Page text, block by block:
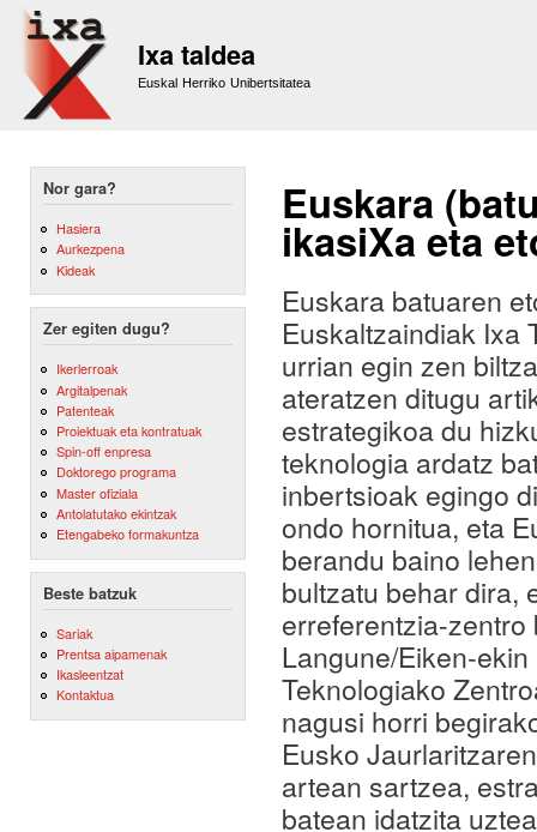
Ixa taldea
Euskal Herriko Unibertsitatea
Nor gara?
Hasiera
Aurkezpena
Kideak
Zer egiten dugu?
Ikerlerroak
Argitalpenak
Patenteak
Proiektuak eta kontratuak
Spin-off enpresa
Doktorego programa
Master ofiziala
Antolatutako ekintzak
Etengabeko formakuntza
Beste batzuk
Sariak
Prentsa aipamenak
Ikasleentzat
Kontaktua
Euskara
ikasiXa eta
Euskara batuaren
Euskaltzaindiak Ixa
urrian egin zen
ateratzen ditugu
estrategikoa du
teknologia ardatz
inbertsioak egingo
ondo hornitua, eta
berandu baino
bultzatu behar dira,
erreferentzia-
Langune/
Teknologiako
nagusi horri
Eusko
artean sartzea,
batean idatzita